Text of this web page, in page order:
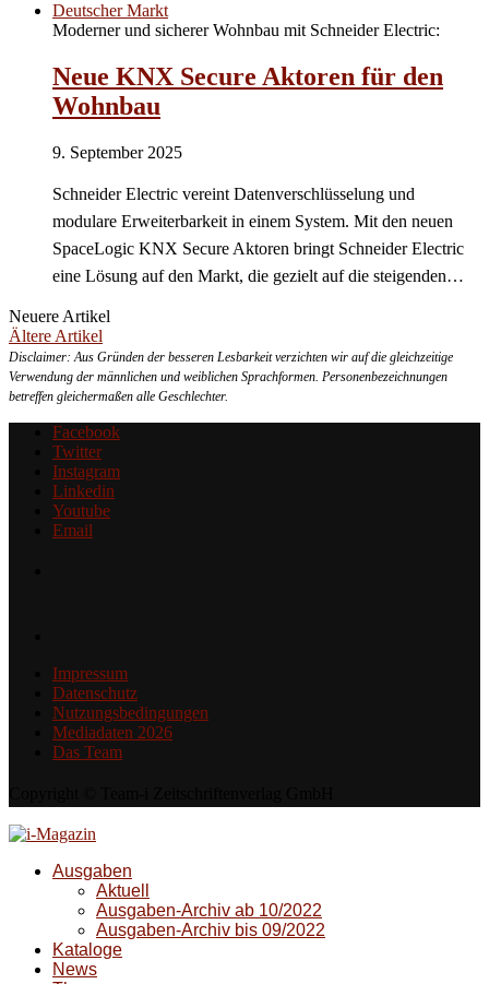
Deutscher Markt
Moderner und sicherer Wohnbau mit Schneider Electric:
Neue KNX Secure Aktoren für den
Wohnbau
9. September 2025
Schneider Electric vereint Datenverschlüsselung und
modulare Erweiterbarkeit in einem System. Mit den neuen
SpaceLogic KNX Secure Aktoren bringt Schneider Electric
eine Lösung auf den Markt, die gezielt auf die steigenden…
Neuere Artikel
Ältere Artikel
Disclaimer: Aus Gründen der besseren Lesbarkeit verzichten wir auf die gleichzeitige
Verwendung der männlichen und weiblichen Sprachformen. Personenbezeichnungen
betreffen gleichermaßen alle Geschlechter.
Facebook
Twitter
Instagram
Linkedin
Youtube
Email
Impressum
Datenschutz
Nutzungsbedingungen
Mediadaten 2026
Das Team
Ausgaben
Aktuell
Ausgaben-Archiv ab 10/2022
Ausgaben-Archiv bis 09/2022
Kataloge
News